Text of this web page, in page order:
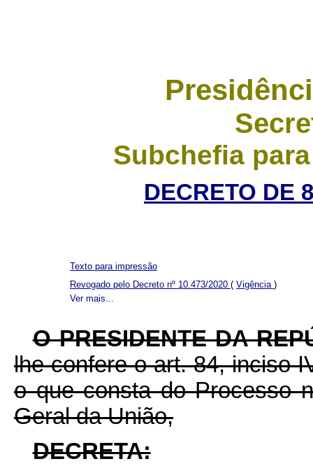
Subchefia
DECRETO DE
Ver mais...
Texto para impressão
Revogado pelo Decreto nº 10.473/2020 ( Vigência )
O PRESIDENTE DA
lhe confere o art. 84, inciso
o que consta do Processo
Geral da União,
DECRETA: